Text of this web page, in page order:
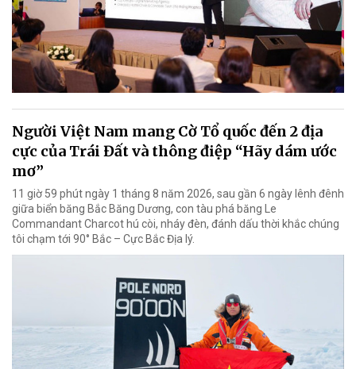
Người Việt Nam mang Cờ Tổ quốc đến 2 địa
cực của Trái Đất và thông điệp “Hãy dám ước
mơ”
11 giờ 59 phút ngày 1 tháng 8 năm 2026, sau gần 6 ngày lênh đênh
giữa biển băng Bắc Băng Dương, con tàu phá băng Le
Commandant Charcot hú còi, nháy đèn, đánh dấu thời khắc chúng
tôi chạm tới 90° Bắc – Cực Bắc Địa lý.